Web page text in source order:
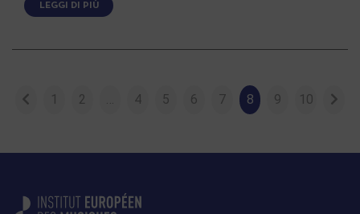
LEGGI DI PIÙ
1 2 4 5 6 7 8 9 10